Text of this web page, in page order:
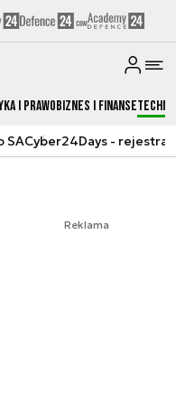
i prawoBiznes i Finanse
SACyber24Days -
Reklama